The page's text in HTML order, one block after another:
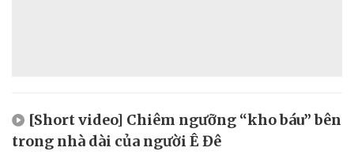
[Short video] Chiêm ngưỡng “kho báu” bên
trong nhà dài của người Ê Đê